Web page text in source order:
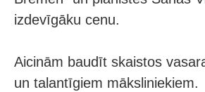
izdevīgāku cenu.
Aicinām baudīt skaistos
un talantīgiem māksliniekiem.